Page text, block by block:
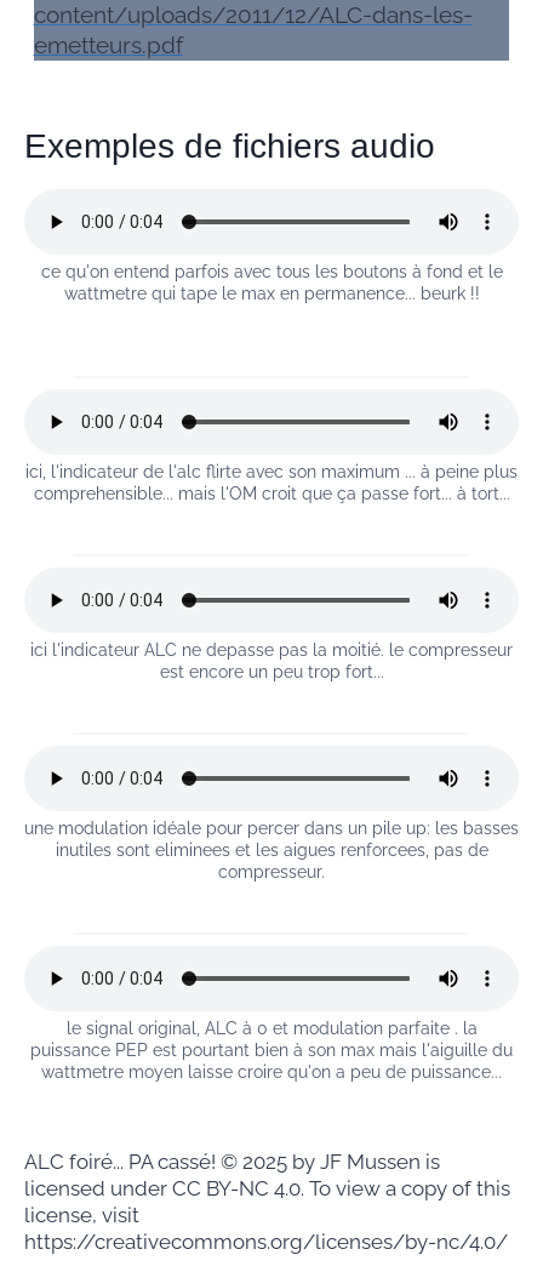
content/uploads/2011/12/ALC-dans-les-
emetteurs.pdf
Exemples de fichiers audio
ce qu'on entend parfois avec tous les boutons à fond et le
wattmetre qui tape le max en permanence... beurk !!
ici, l'indicateur de l'alc flirte avec son maximum ... à peine plus
comprehensible... mais l'OM croit que ça passe fort... à tort...
ici l'indicateur ALC ne depasse pas la moitié. le compresseur
est encore un peu trop fort...
une modulation idéale pour percer dans un pile up: les basses
inutiles sont eliminees et les aigues renforcees, pas de
compresseur.
le signal original, ALC à 0 et modulation parfaite . la
puissance PEP est pourtant bien à son max mais l'aiguille du
wattmetre moyen laisse croire qu'on a peu de puissance...
ALC foiré... PA cassé! © 2025 by JF Mussen is
licensed under CC BY-NC 4.0. To view a copy of this
license, visit
https://creativecommons.org/licenses/by-nc/4.0/